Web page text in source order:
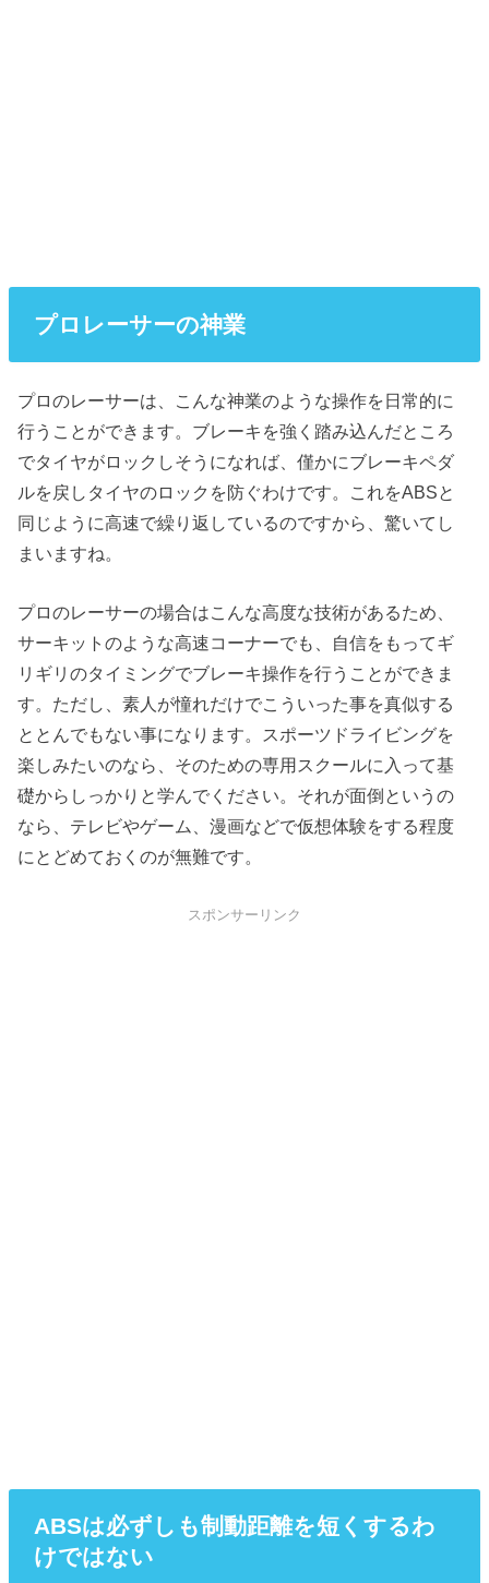
プロレーサーの神業
プロのレーサーは、こんな神業のような操作を日常的に
行うことができます。ブレーキを強く踏み込んだところ
でタイヤがロックしそうになれば、僅かにブレーキペダ
ルを戻しタイヤのロックを防ぐわけです。これをABSと
同じように高速で繰り返しているのですから、驚いてし
まいますね。
プロのレーサーの場合はこんな高度な技術があるため、
サーキットのような高速コーナーでも、自信をもってギ
リギリのタイミングでブレーキ操作を行うことができま
す。ただし、素人が憧れだけでこういった事を真似する
ととんでもない事になります。スポーツドライビングを
楽しみたいのなら、そのための専用スクールに入って基
礎からしっかりと学んでください。それが面倒というの
なら、テレビやゲーム、漫画などで仮想体験をする程度
にとどめておくのが無難です。
スポンサーリンク
ABSは必ずしも制動距離を短くするわ
けではない